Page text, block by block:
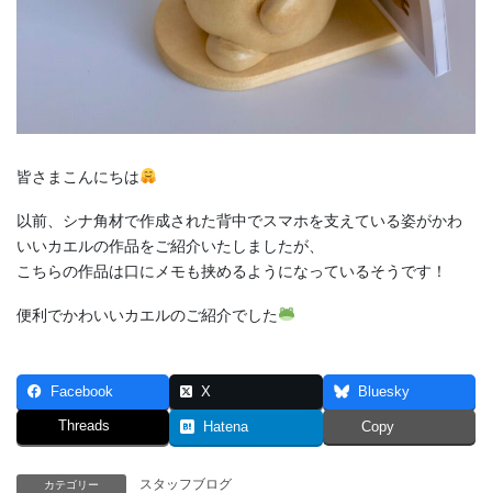
皆さまこんにちは
以前、シナ角材で作成された背中でスマホを支えている姿がかわ
いいカエルの作品をご紹介いたしましたが、
こちらの作品は口にメモも挟めるようになっているそうです！
便利でかわいいカエルのご紹介でした
Facebook X Bluesky
Threads Hatena Copy
カテゴリー スタッフブログ